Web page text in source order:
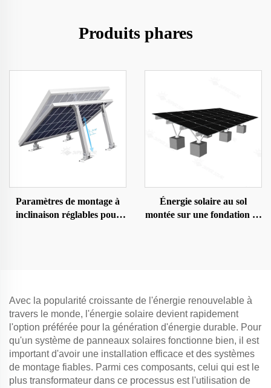
Produits phares
Paramètres de montage à
inclinaison réglables pour
Énergie solaire au sol
montée sur une fondation en
Avec la popularité croissante de l'énergie renouvelable à
travers le monde, l'énergie solaire devient rapidement
l'option préférée pour la génération d'énergie durable. Pour
qu'un système de panneaux solaires fonctionne bien, il est
important d'avoir une installation efficace et des systèmes
de montage fiables. Parmi ces composants, celui qui est le
plus transformateur dans ce processus est l'utilisation de